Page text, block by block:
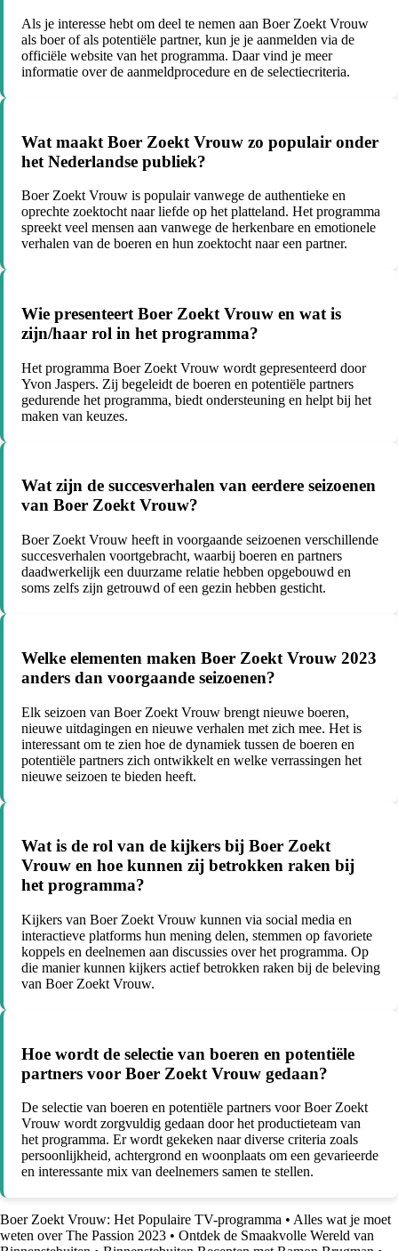
Als je interesse hebt om deel te nemen aan Boer Zoekt Vrouw
als boer of als potentiële partner, kun je je aanmelden via de
officiële website van het programma. Daar vind je meer
informatie over de aanmeldprocedure en de selectiecriteria.
Wat maakt Boer Zoekt Vrouw zo populair onder
het Nederlandse publiek?
Boer Zoekt Vrouw is populair vanwege de authentieke en
oprechte zoektocht naar liefde op het platteland. Het programma
spreekt veel mensen aan vanwege de herkenbare en emotionele
verhalen van de boeren en hun zoektocht naar een partner.
Wie presenteert Boer Zoekt Vrouw en wat is
zijn/haar rol in het programma?
Het programma Boer Zoekt Vrouw wordt gepresenteerd door
Yvon Jaspers. Zij begeleidt de boeren en potentiële partners
gedurende het programma, biedt ondersteuning en helpt bij het
maken van keuzes.
Wat zijn de succesverhalen van eerdere seizoenen
van Boer Zoekt Vrouw?
Boer Zoekt Vrouw heeft in voorgaande seizoenen verschillende
succesverhalen voortgebracht, waarbij boeren en partners
daadwerkelijk een duurzame relatie hebben opgebouwd en
soms zelfs zijn getrouwd of een gezin hebben gesticht.
Welke elementen maken Boer Zoekt Vrouw 2023
anders dan voorgaande seizoenen?
Elk seizoen van Boer Zoekt Vrouw brengt nieuwe boeren,
nieuwe uitdagingen en nieuwe verhalen met zich mee. Het is
interessant om te zien hoe de dynamiek tussen de boeren en
potentiële partners zich ontwikkelt en welke verrassingen het
nieuwe seizoen te bieden heeft.
Wat is de rol van de kijkers bij Boer Zoekt
Vrouw en hoe kunnen zij betrokken raken bij
het programma?
Kijkers van Boer Zoekt Vrouw kunnen via social media en
interactieve platforms hun mening delen, stemmen op favoriete
koppels en deelnemen aan discussies over het programma. Op
die manier kunnen kijkers actief betrokken raken bij de beleving
van Boer Zoekt Vrouw.
Hoe wordt de selectie van boeren en potentiële
partners voor Boer Zoekt Vrouw gedaan?
De selectie van boeren en potentiële partners voor Boer Zoekt
Vrouw wordt zorgvuldig gedaan door het productieteam van
het programma. Er wordt gekeken naar diverse criteria zoals
persoonlijkheid, achtergrond en woonplaats om een gevarieerde
en interessante mix van deelnemers samen te stellen.
Boer Zoekt Vrouw: Het Populaire TV-programma • Alles wat je moet
weten over The Passion 2023 • Ontdek de Smaakvolle Wereld van